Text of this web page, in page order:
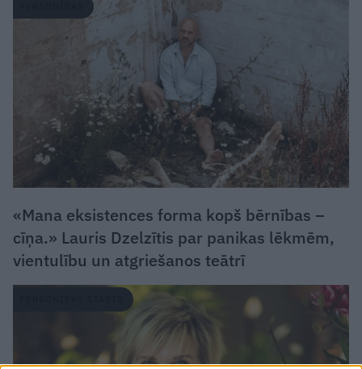
«Mana eksistences forma kopš bērnības –
cīņa.» Lauris Dzelzītis par panikas lēkmēm,
vientulību un atgriešanos teātrī